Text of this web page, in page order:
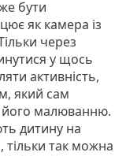
бути
як камера із
через
у щось
активність,
який сам
його малюванню.
дитину на
тільки так можна